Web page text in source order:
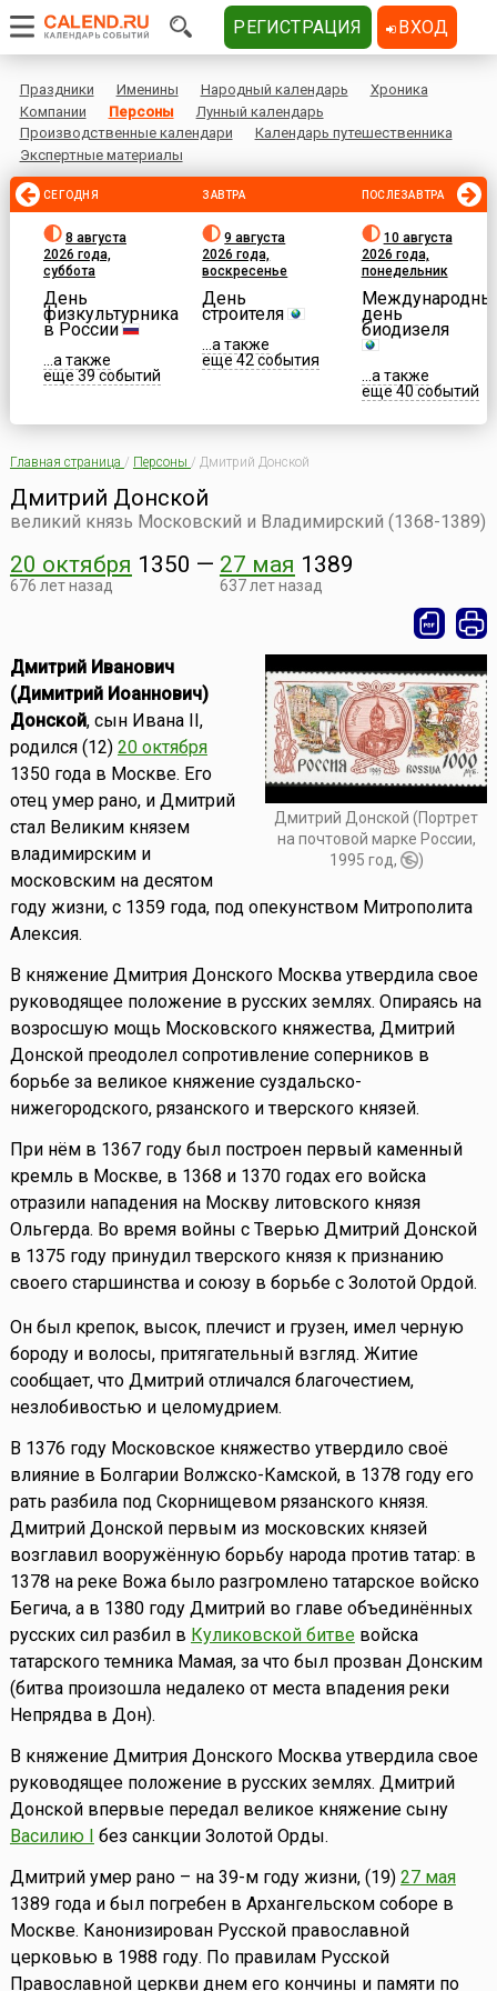
Праздники Именины Народный календарь
Хроника
Компании
Персоны
Лунный календарь
Производственные календари
Календарь путешественника
Экспертные материалы
СЕГОДНЯ
8 августа
2026 года,
суббота
День
физкультурника
в России
...а также
еще 39 событий
ЗАВТРА
9 августа
2026 года,
воскресенье
День
строителя
...а также
еще 42 события
ПОСЛЕЗАВТРА
10 августа
2026 года,
понедельник
день
биодизеля
...а также
еще 40 событий
Главная страница / Персоны / Дмитрий Донской
Дмитрий Донской
великий князь Московский и Владимирский (1368-1389)
20 октября 1350
676 лет назад
— 27 мая 1389
637 лет назад
Дмитрий Донской (Портрет
на почтовой марке России,
1995 год,
)
Дмитрий Иванович
(Димитрий Иоаннович)
Донской, сын Ивана II,
родился (12) 20 октября
1350 года в Москве. Его
отец умер рано, и Дмитрий
стал Великим князем
владимирским и
московским на десятом
году жизни, с 1359 года, под опекунством Митрополита
Алексия.
В княжение Дмитрия Донского Москва утвердила свое
руководящее положение в русских землях. Опираясь на
возросшую мощь Московского княжества, Дмитрий
Донской преодолел сопротивление соперников в
борьбе за великое княжение суздальско-
нижегородского, рязанского и тверского князей.
При нём в 1367 году был построен первый каменный
кремль в Москве, в 1368 и 1370 годах его войска
отразили нападения на Москву литовского князя
Ольгерда. Во время войны с Тверью Дмитрий Донской
в 1375 году принудил тверского князя к признанию
своего старшинства и союзу в борьбе с Золотой Ордой.
Он был крепок, высок, плечист и грузен, имел черную
бороду и волосы, притягательный взгляд. Житие
сообщает, что Дмитрий отличался благочестием,
незлобивостью и целомудрием.
В 1376 году Московское княжество утвердило своё
влияние в Болгарии Волжско-Камской, в 1378 году его
рать разбила под Скорнищевом рязанского князя.
Дмитрий Донской первым из московских князей
возглавил вооружённую борьбу народа против татар: в
1378 на реке Вожа было разгромлено татарское войско
Бегича, а в 1380 году Дмитрий во главе объединённых
русских сил разбил в Куликовской битвевойска
татарского темника Мамая, за что был прозван Донским
(битва произошла недалеко от места впадения реки
Непрядва в Дон).
В княжение Дмитрия Донского Москва утвердила свое
руководящее положение в русских землях. Дмитрий
Донской впервые передал великое княжение сыну
Василию I
без санкции Золотой Орды.
Дмитрий умер рано – на 39-м году жизни, (19) 27 мая
1389 года и был погребен в Архангельском соборе в
Москве. Канонизирован Русской православной
церковью в 1988 году. По правилам Русской
Православной церкви днем его кончины и памяти по
РЕГИСТРАЦИЯ ВХОД